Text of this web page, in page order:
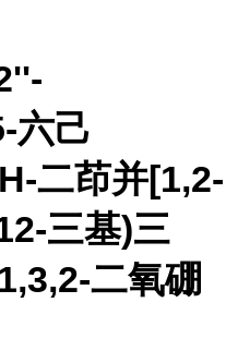
六己
二茚并[1,2-
三基)三
二氧硼